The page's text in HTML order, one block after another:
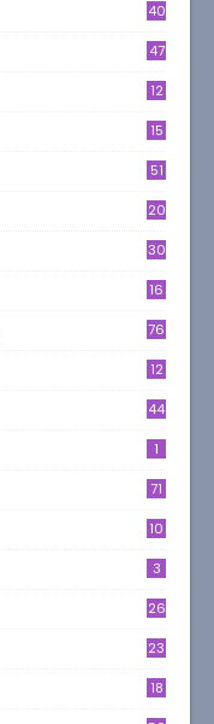
40
47
12
15
51
20
30
16
76
12
44
1
71
10
3
26
23
18